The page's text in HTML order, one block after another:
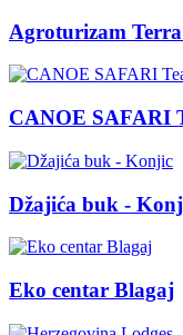
Agroturizam
CANOE SAFARI
Džajića buk -
Eko centar Blagaj